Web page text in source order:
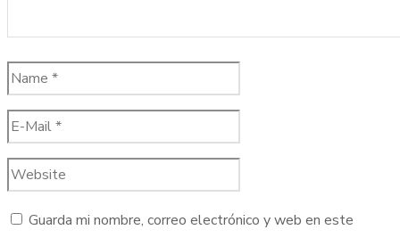
Guarda mi nombre, correo electrónico y web en este